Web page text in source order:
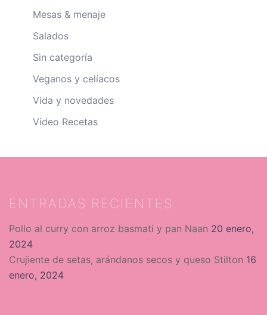
Mesas & menaje
Salados
Sin categoría
Veganos y celíacos
Vida y novedades
Video Recetas
ENTRADAS RECIENTES
Pollo al curry con arroz basmati y pan Naan 20 enero,
2024
Crujiente de setas, arándanos secos y queso Stilton 16
enero, 2024